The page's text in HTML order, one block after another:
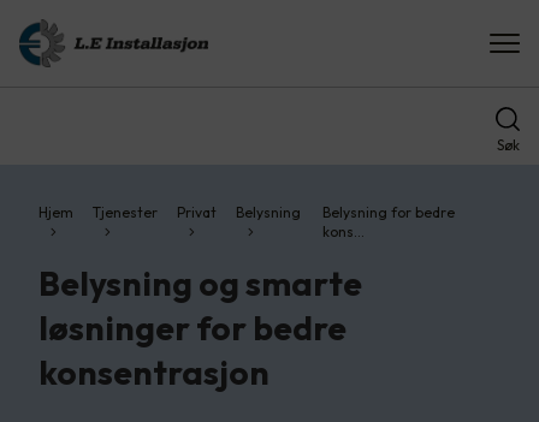
Søk
Hjem Tjenester Privat Belysning
Belysning for bedre
kons…
Belysning og smarte
løsninger for bedre
konsentrasjon